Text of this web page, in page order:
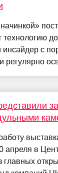
технологию
с
регулярно
апреля в